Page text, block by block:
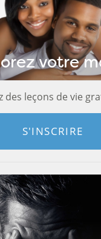
votre
des leçons de vie
S'INSCRIRE